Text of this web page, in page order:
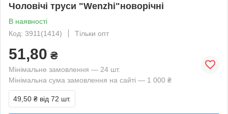
Чоловічі труси "Wenzhi"новорічні
В наявності
Код: 3911(1414)
Тільки опт
51,80 ₴
Мінімальне замовлення — 24 шт.
Мінімальна сума замовлення на сайті — 1 000 ₴
49,50 ₴ від 72 шт.